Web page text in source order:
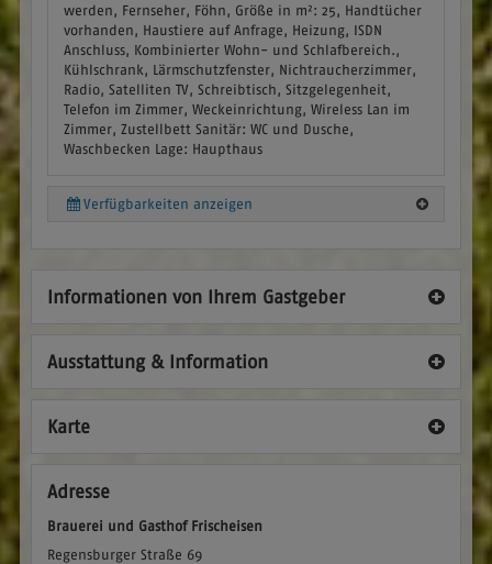
werden, Fernseher, Föhn, Größe in m²: 25, Handtücher
vorhanden, Haustiere auf Anfrage, Heizung, ISDN
Anschluss, Kombinierter Wohn- und Schlafbereich.,
Kühlschrank, Lärmschutzfenster, Nichtraucherzimmer,
Radio, Satelliten TV, Schreibtisch, Sitzgelegenheit,
Telefon im Zimmer, Weckeinrichtung, Wireless Lan im
Zimmer, Zustellbett Sanitär: WC und Dusche,
Waschbecken Lage: Haupthaus
Verfügbarkeiten anzeigen
Informationen von Ihrem Gastgeber
Ausstattung & Information
Karte
Adresse
Brauerei und Gasthof Frischeisen
Regensburger Straße 69